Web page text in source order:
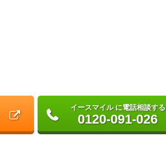
イースマイル に電話相談する
0120-091-026